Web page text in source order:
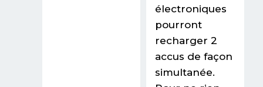
électroniques
pourront
recharger 2
accus de façon
simultanée.